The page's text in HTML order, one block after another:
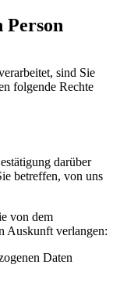
sind Sie
folgende Rechte
darüber
betreffen, von uns
von dem
Auskunft verlangen:
Daten